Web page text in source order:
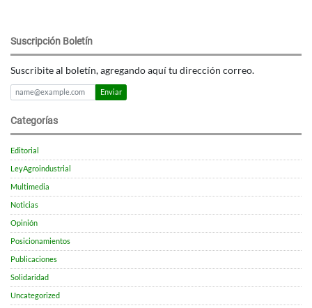
Suscripción Boletín
Suscribite al boletín, agregando aquí tu dirección correo.
Enviar
Categorías
Editorial
LeyAgroindustrial
Multimedia
Noticias
Opinión
Posicionamientos
Publicaciones
Solidaridad
Uncategorized